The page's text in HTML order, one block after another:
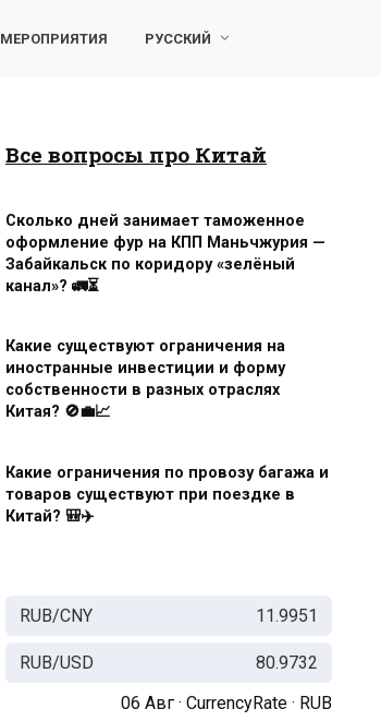
МЕРОПРИЯТИЯ РУССКИЙ
Все вопросы про Китай
Сколько дней занимает таможенное
оформление фур на КПП Маньчжурия —
Забайкальск по коридору «зелёный
канал»? 🚛⏳
Какие существуют ограничения на
иностранные инвестиции и форму
собственности в разных отраслях
Китая? 🚫💼📈
Какие ограничения по провозу багажа и
товаров существуют при поездке в
Китай? 🎒✈️
RUB/CNY 11.9951
RUB/USD
80.9732
06 Авг · CurrencyRate · RUB